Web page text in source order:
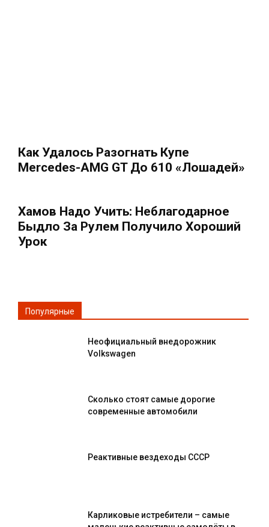
Как Удалось Разогнать Купе
Mercedes-AMG GT До 610 «лошадей»
Хамов Надо Учить: Неблагодарное
Быдло За Рулем Получило Хороший
Урок
Популярные
Неофициальный внедорожник
Volkswagen
Сколько стоят самые дорогие
современные автомобили
Реактивные вездеходы СССР
Карликовые истребители – самые